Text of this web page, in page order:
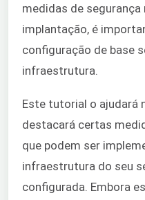
medidas de
implantação, é
configuração de base
infraestrutura.
Este tutorial o ajudará
destacará certas
que podem ser
infraestrutura do seu
configurada. Embora